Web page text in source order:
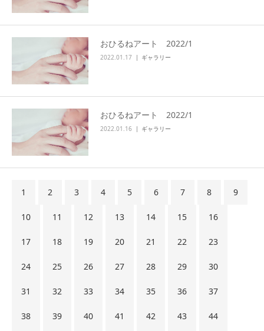
おひるねアート 2022/1
2022.01.17 ギャラリー
おひるねアート 2022/1
2022.01.16 ギャラリー
1 2 3 4 5 6 7 8 9
10 11 12 13 14 15 16
17 18 19 20 21 22 23
24 25 26 27 28 29 30
31 32 33 34 35 36 37
38 39 40 41 42 43 44